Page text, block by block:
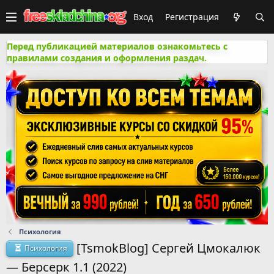
Вход Регистрация
Перед публикацией материалов ознакомьтесь с
правилами создания и оформления раздач.
Психология
Психология
[TsmokBlog] Сергей Цмокалюк
― Берсерк 1.1 (2022)